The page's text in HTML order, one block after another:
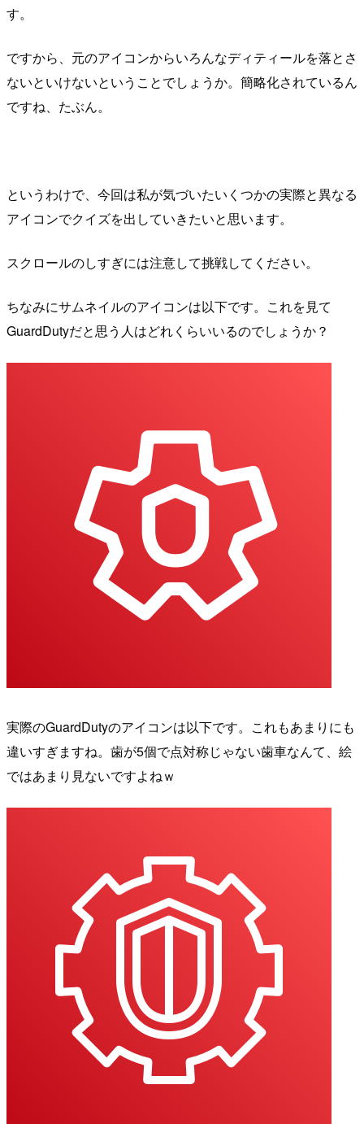
す。
ですから、元のアイコンからいろんなディティールを落とさ
ないといけないということでしょうか。簡略化されているん
ですね、たぶん。
というわけで、今回は私が気づいたいくつかの実際と異なる
アイコンでクイズを出していきたいと思います。
スクロールのしすぎには注意して挑戦してください。
ちなみにサムネイルのアイコンは以下です。これを見て
GuardDutyだと思う人はどれくらいいるのでしょうか？
実際のGuardDutyのアイコンは以下です。これもあまりにも
違いすぎますね。歯が5個で点対称じゃない歯車なんて、絵
ではあまり見ないですよねｗ